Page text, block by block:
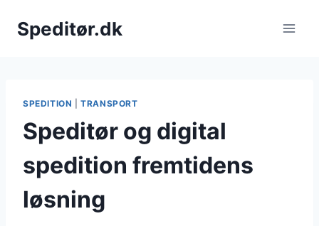
Speditør.dk
SPEDITION |TRANSPORT
Speditør og digital
spedition fremtidens
løsning